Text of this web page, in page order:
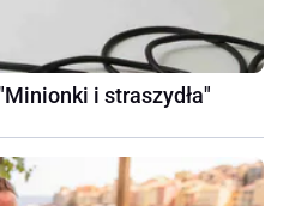
i straszydła"